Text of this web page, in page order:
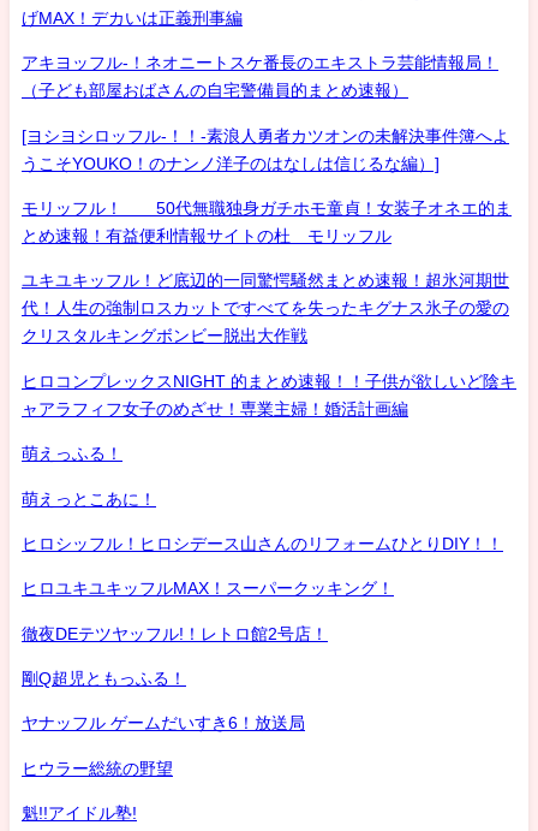
げMAX！デカいは正義刑事編
アキヨッフル-！ネオニートスケ番長のエキストラ芸能情報局！
（子ども部屋おばさんの自宅警備員的まとめ速報）
[ヨシヨシロッフル-！！-素浪人勇者カツオンの未解決事件簿へよ
うこそYOUKO！のナンノ洋子のはなしは信じるな編）]
モリッフル！ 50代無職独身ガチホモ童貞！女装子オネエ的ま
とめ速報！有益便利情報サイトの杜 モリッフル
ユキユキッフル！ど底辺的一同驚愕騒然まとめ速報！超氷河期世
代！人生の強制ロスカットですべてを失ったキグナス氷子の愛の
クリスタルキングボンビー脱出大作戦
ヒロコンプレックスNIGHT 的まとめ速報！！子供が欲しいど陰キ
ャアラフィフ女子のめざせ！専業主婦！婚活計画編
萌えっふる！
萌えっとこあに！
ヒロシッフル！ヒロシデース山さんのリフォームひとりDIY！！
ヒロユキユキッフルMAX！スーパークッキング！
徹夜DEテツヤッフル!！レトロ館2号店！
剛Q超児ともっふる！
ヤナッフル ゲームだいすき6！放送局
ヒウラー総統の野望
魁!!アイドル塾!